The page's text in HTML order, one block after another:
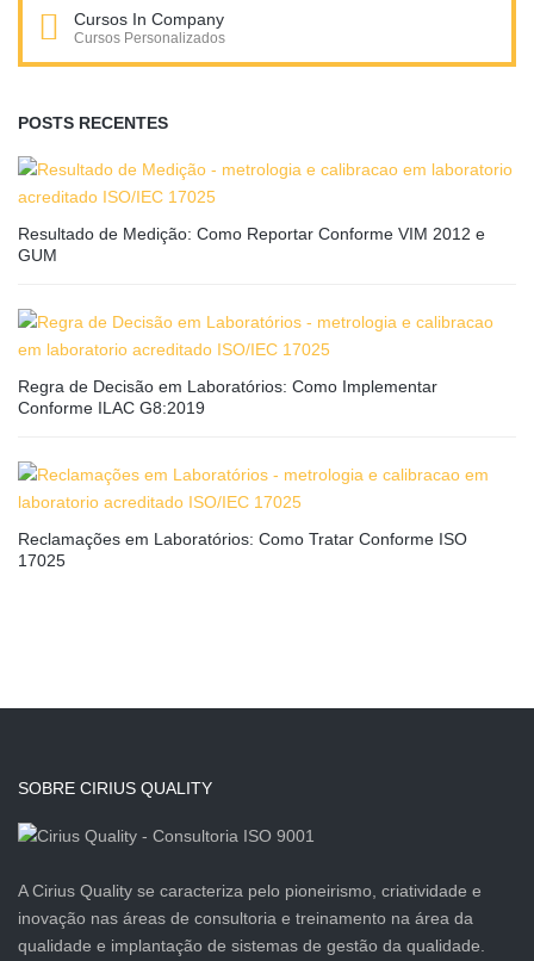
Cursos In Company
Cursos Personalizados
POSTS RECENTES
Resultado de Medição: Como Reportar Conforme VIM 2012 e
GUM
Regra de Decisão em Laboratórios: Como Implementar
Conforme ILAC G8:2019
Reclamações em Laboratórios: Como Tratar Conforme ISO
17025
SOBRE CIRIUS QUALITY
A Cirius Quality se caracteriza pelo pioneirismo, criatividade e
inovação nas áreas de consultoria e treinamento na área da
qualidade e implantação de sistemas de gestão da qualidade.